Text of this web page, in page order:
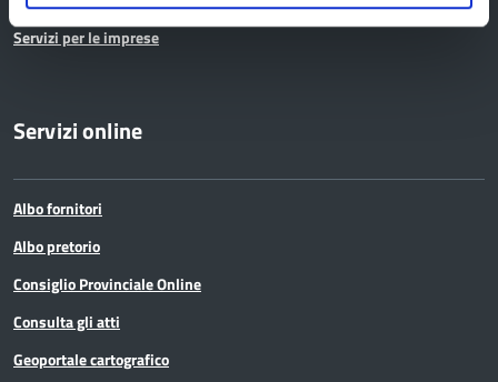
Servizi per le imprese
Servizi online
Albo fornitori
Albo pretorio
Consiglio Provinciale Online
Consulta gli atti
Geoportale cartografico